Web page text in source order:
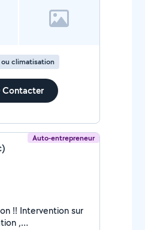
climatisation
Contacter
Auto-entrepreneur
sur
,